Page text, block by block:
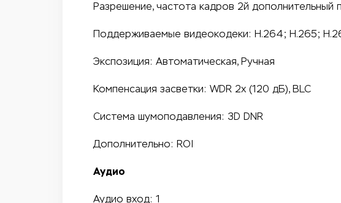
Разрешение, частота кадров 2й
Поддерживаемые видеокодеки: H.264; H.265;
Экспозиция: Автоматическая, Ручная
Компенсация засветки: WDR 2x (120 дБ), BLC
Система шумоподавления: 3D DNR
Дополнительно: ROI
Аудио
Аудио вход: 1